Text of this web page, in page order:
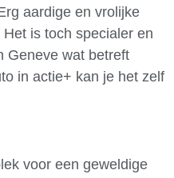
aardige en vrolijke
is toch specialer en
Geneve wat betreft
in actie+ kan je het zelf
voor een geweldige